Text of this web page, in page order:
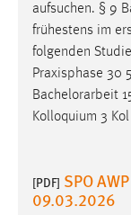
aufsuchen. § 9
frühestens im
folgenden
Praxisphase 30
Bachelorarbeit
Kolloquium 3 Kol
[PDF] SPO
09.03.2026
Sie tun dies,
hinweg
Google
Name:
_gcl_au
Google